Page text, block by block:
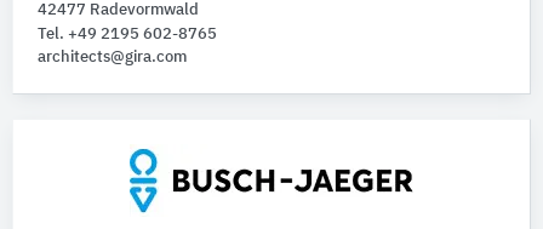
Tür- und Eingangskommunikation
Tür- und Haussprechanlagen
42477 Radevormwald
Tel. +49 2195 602-8765
architects@gira.com